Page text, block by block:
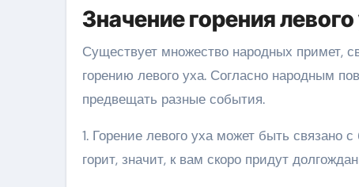
Значение горения
Существует множество народных примет,
горению левого уха. Согласно народным
предвещать разные события.
1. Горение левого уха может быть связано
горит, значит, к вам скоро придут